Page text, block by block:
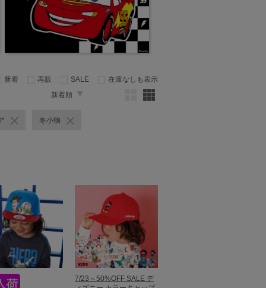
新着 再販 SALE
在庫なしも表示
新着順
冬小物
7/23～50%OFF SALE デ